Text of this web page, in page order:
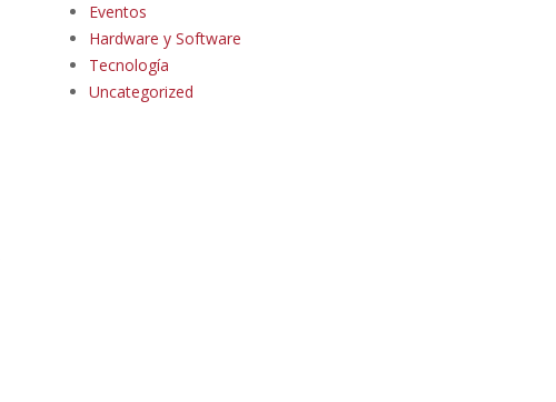
Eventos
Hardware y Software
Tecnología
Uncategorized